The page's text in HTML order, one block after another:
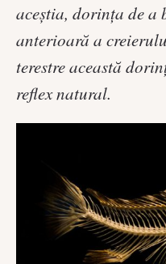
aceștia, dorința de a
anterioară a
terestre această
reflex natural.